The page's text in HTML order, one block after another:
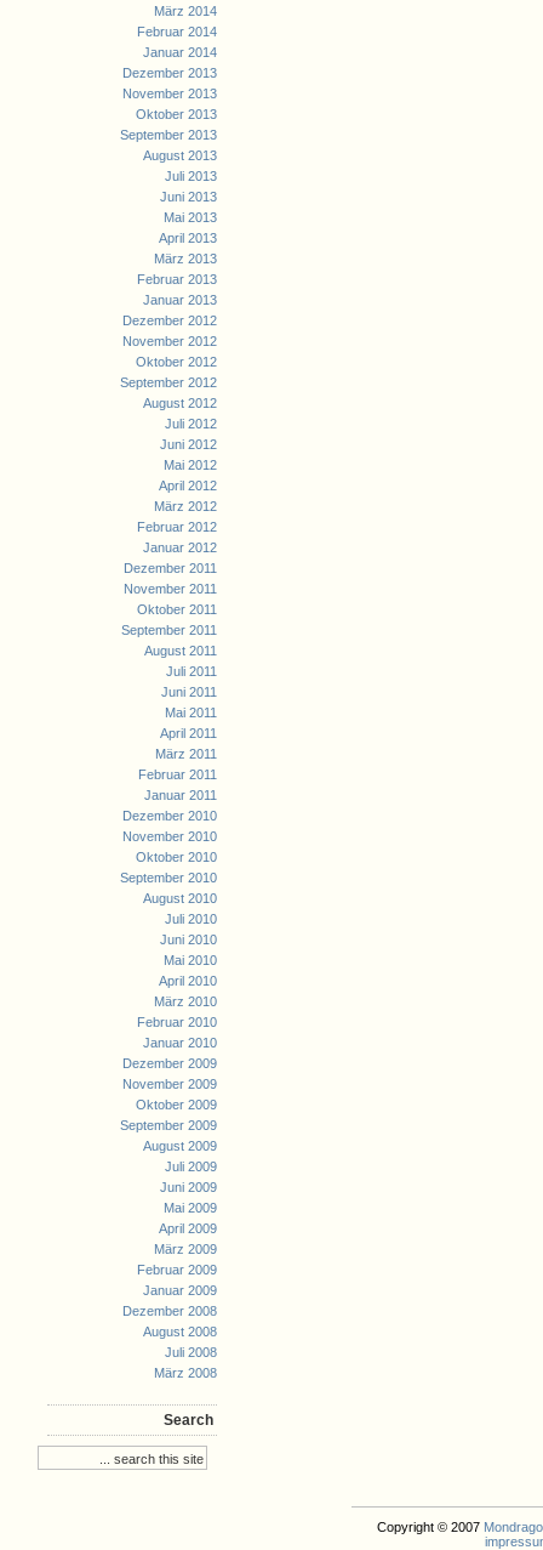
März 2014
Februar 2014
Januar 2014
Dezember 2013
November 2013
Oktober 2013
September 2013
August 2013
Juli 2013
Juni 2013
Mai 2013
April 2013
März 2013
Februar 2013
Januar 2013
Dezember 2012
November 2012
Oktober 2012
September 2012
August 2012
Juli 2012
Juni 2012
Mai 2012
April 2012
März 2012
Februar 2012
Januar 2012
Dezember 2011
November 2011
Oktober 2011
September 2011
August 2011
Juli 2011
Juni 2011
Mai 2011
April 2011
März 2011
Februar 2011
Januar 2011
Dezember 2010
November 2010
Oktober 2010
September 2010
August 2010
Juli 2010
Juni 2010
Mai 2010
April 2010
März 2010
Februar 2010
Januar 2010
Dezember 2009
November 2009
Oktober 2009
September 2009
August 2009
Juli 2009
Juni 2009
Mai 2009
April 2009
März 2009
Februar 2009
Januar 2009
Dezember 2008
August 2008
Juli 2008
März 2008
Search
Copyright © 2007